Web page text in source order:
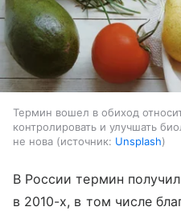
Термин вошел в обиход
контролировать и улучшать
не нова
источник: Unsplash
В России термин
в 2010-х, в том числе